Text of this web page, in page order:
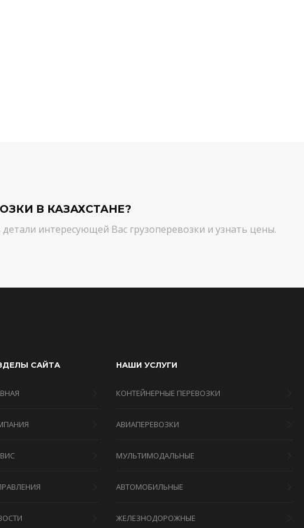
В КАЗАХСТАНЕ?
интересующей Вас грузоперевозки и узнать цены.
САЙТА НАШИ УСЛУГИ
КОНТЕЙНЕРНЫЕ ПЕРЕВОЗКИ
АВИАПЕРЕВОЗКИ
МУЛЬТИМОДАЛЬНЫЕ
АВТОМОБИЛЬНЫЕ
ЖЕЛЕЗНОДОРОЖНЫЕ